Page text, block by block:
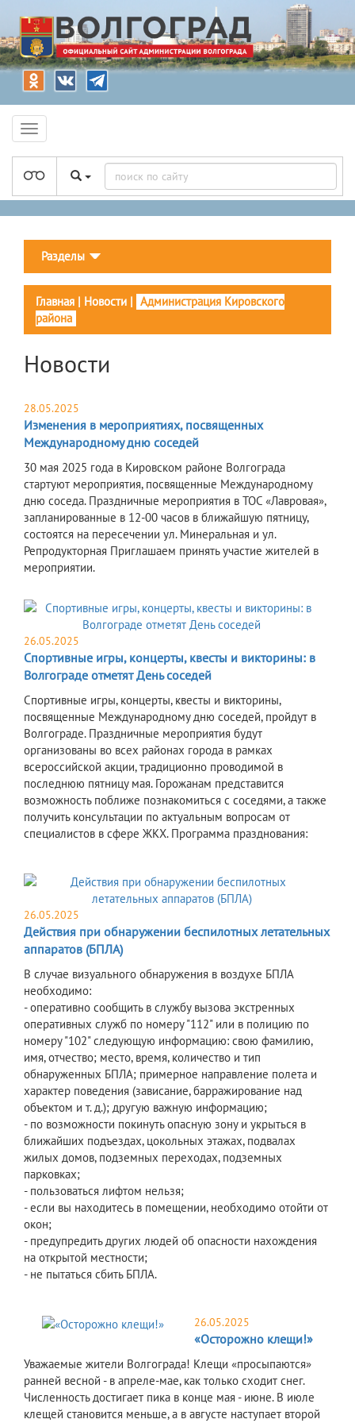
Разделы
Главная | Новости | Администрация Кировского
района
Новости
28.05.2025
Изменения в мероприятиях, посвященных
Международному дню соседей
30 мая 2025 года в Кировском районе Волгограда
стартуют мероприятия, посвященные Международному
дню соседа. Праздничные мероприятия в ТОС «Лавровая»,
запланированные в 12-00 часов в ближайшую пятницу,
состоятся на пересечении ул. Минеральная и ул.
Репродукторная Приглашаем принять участие жителей в
мероприятии.
26.05.2025
Спортивные игры, концерты, квесты и викторины: в
Волгограде отметят День соседей
Спортивные игры, концерты, квесты и викторины,
посвященные Международному дню соседей, пройдут в
Волгограде. Праздничные мероприятия будут
организованы во всех районах города в рамках
всероссийской акции, традиционно проводимой в
последнюю пятницу мая. Горожанам представится
возможность поближе познакомиться с соседями, а также
получить консультации по актуальным вопросам от
специалистов в сфере ЖКХ. Программа празднования:
26.05.2025
Действия при обнаружении беспилотных летательных
аппаратов (БПЛА)
В случае визуального обнаружения в воздухе БПЛА
необходимо:
- оперативно сообщить в службу вызова экстренных
оперативных служб по номеру "112" или в полицию по
номеру "102" следующую информацию: свою фамилию,
имя, отчество; место, время, количество и тип
обнаруженных БПЛА; примерное направление полета и
характер поведения (зависание, барражирование над
объектом и т. д.); другую важную информацию;
- по возможности покинуть опасную зону и укрыться в
ближайших подъездах, цокольных этажах, подвалах
жилых домов, подземных переходах, подземных
парковках;
- пользоваться лифтом нельзя;
- если вы находитесь в помещении, необходимо отойти от
окон;
- предупредить других людей об опасности нахождения
на открытой местности;
- не пытаться сбить БПЛА.
26.05.2025
«Осторожно клещи!»
Уважаемые жители Волгограда! Клещи «просыпаются»
ранней весной - в апреле-мае, как только сходит снег.
Численность достигает пика в конце мая - июне. В июле
клещей становится меньше, а в августе наступает второй